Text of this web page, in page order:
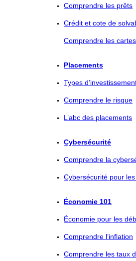
Comprendre les prêts
Crédit et cote de
Comprendre les
Placements
Types
Comprendre le risque
L’abc des placements
Cybersécurité
Comprendre la
Cybersécurité pour
Économie 101
Économie pour les
Comprendre l’inflation
Comprendre les taux